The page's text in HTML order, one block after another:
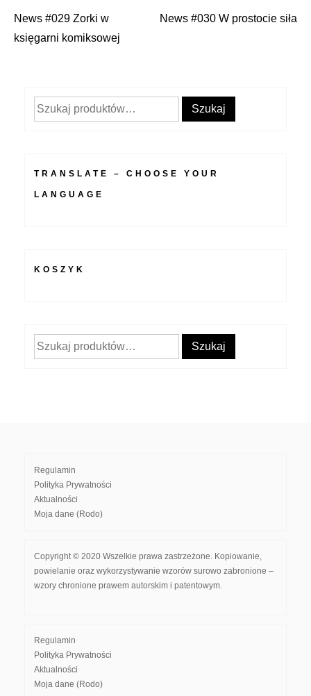
Nawigacja
News #029 Zorki w
księgarni komiksowej
News #030 W prostocie siła
Szukaj: Szukaj
TRANSLATE – CHOOSE YOUR
LANGUAGE
KOSZYK
Szukaj: Szukaj
Regulamin
Polityka Prywatności
Aktualności
Moja dane (Rodo)
Copyright © 2020 Wszelkie prawa zastrzeżone. Kopiowanie,
powielanie oraz wykorzystywanie wzorów surowo zabronione –
wzory chronione prawem autorskim i patentowym.
Regulamin
Polityka Prywatności
Aktualności
Moja dane (Rodo)